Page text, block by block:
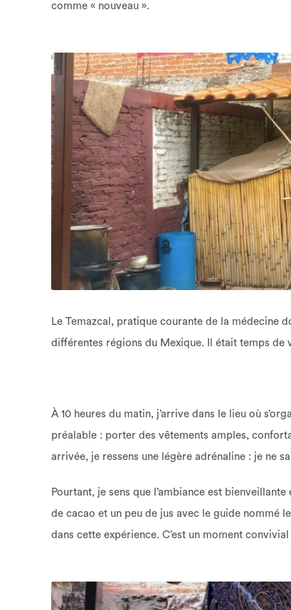
comme « nouveau ».
Le Temazcal, pratique courante de la médecine
différentes régions du Mexique. Il était temps de
À 10 heures du matin, j’arrive dans le lieu où
préalable : porter des vêtements amples,
arrivée, je ressens une légère adrénaline : je ne
Pourtant, je sens que l’ambiance est
de cacao et un peu de jus avec le guide nommé
dans cette expérience. C’est un moment